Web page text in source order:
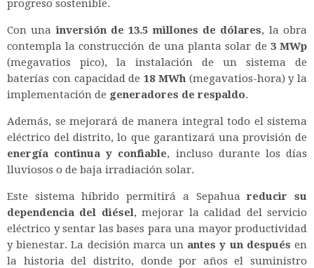
progreso sostenible.
Con unainversión de 13.5 millones de dólares, la obra
contempla la construcción de una planta solar de 3 MWp
(megavatios pico), la instalación de un sistema de
baterías con capacidad de 18 MWh(megavatios-hora) y la
implementación de generadores de respaldo.
Además, se mejorará de manera integral todo el sistema
eléctrico del distrito, lo que garantizará una provisión de
energía continua y confiable, incluso durante los días
lluviosos o de baja irradiación solar.
Este sistema híbrido permitirá a Sepahuareducir su
dependencia del diésel, mejorar la calidad del servicio
eléctrico y sentar las bases para una mayor productividad
y bienestar. La decisión marca un antes y un después en
la historia del distrito, donde por años el suministro